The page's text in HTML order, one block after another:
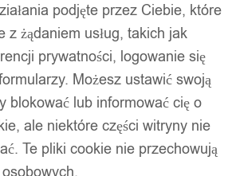
podjęte przez Ciebie, które
z żądaniem usług, takich jak
prywatności, logowanie się
Możesz ustawić swoją
blokować lub informować cię o
ale niektóre części witryny nie
Te pliki cookie nie przechowują